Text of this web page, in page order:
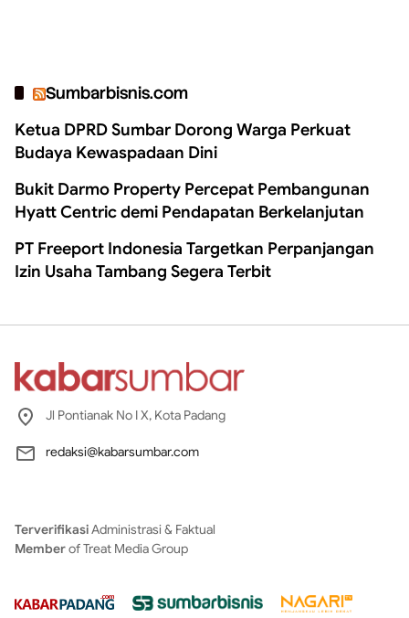
Sumbarbisnis.com
Ketua DPRD Sumbar Dorong Warga Perkuat
Budaya Kewaspadaan Dini
Bukit Darmo Property Percepat Pembangunan
Hyatt Centric demi Pendapatan Berkelanjutan
PT Freeport Indonesia Targetkan Perpanjangan
Izin Usaha Tambang Segera Terbit
Jl Pontianak No I X, Kota Padang
redaksi@kabarsumbar.com
TerverifikasiAdministrasi & Faktual
Memberof Treat Media Group